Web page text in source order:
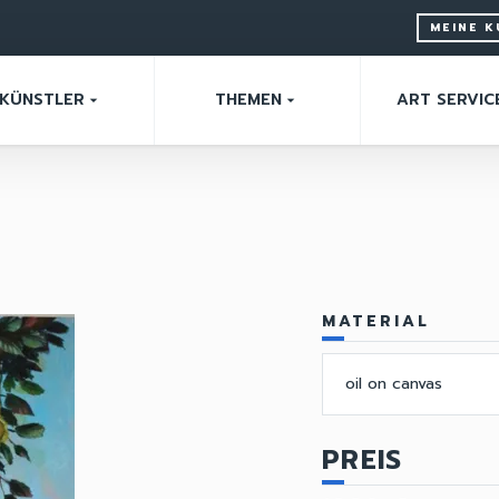
MEINE
KÜNSTLER arrow_drop_down THEMEN arrow_drop_down ART
MATERIAL
oil on canvas
PREIS